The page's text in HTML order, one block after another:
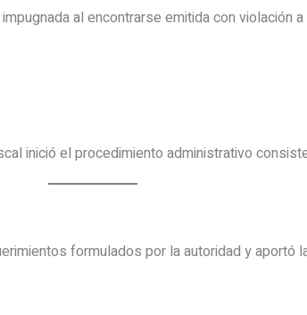
al encontrarse emitida con violación
inició el procedimiento administrativo
formulados por la autoridad y aportó